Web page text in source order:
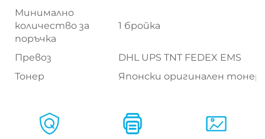
Минимално
количество за
поръчка
1 бройка
Превоз
DHL UPS TNT FEDEX EMS
Тонер
Японски оригинален тонер